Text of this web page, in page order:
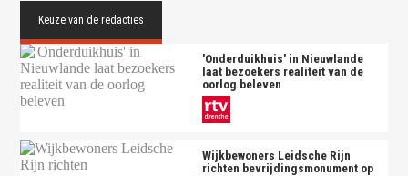
'Onderduikhuis' in Nieuwlande
laat bezoekers realiteit van de
oorlog beleven
Wijkbewoners Leidsche Rijn
richten bevrijdingsmonument op